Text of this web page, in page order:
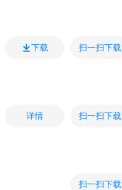
下载 扫一扫下载
详情 扫一扫下载
扫一扫下载